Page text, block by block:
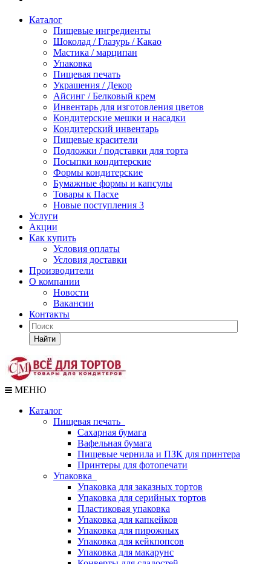
Каталог
Пищевые ингредиенты
Шоколад / Глазурь / Какао
Мастика / марципан
Упаковка
Пищевая печать
Украшения / Декор
Айсинг / Белковый крем
Инвентарь для изготовления цветов
Кондитерские мешки и насадки
Кондитерский инвентарь
Пищевые красители
Подложки / подставки для торта
Посыпки кондитерские
Формы кондитерские
Бумажные формы и капсулы
Товары к Пасхе
Новые поступления 3
Услуги
Акции
Как купить
Условия оплаты
Условия доставки
Производители
О компании
Новости
Вакансии
Контакты
Найти
МЕНЮ
Каталог
Пищевая печать
Сахарная бумага
Вафельная бумага
Пищевые чернила и ПЗК для принтера
Принтеры для фотопечати
Упаковка
Упаковка для заказных тортов
Упаковка для серийных тортов
Пластиковая упаковка
Упаковка для капкейков
Упаковка для пирожных
Упаковка для кейкпопсов
Упаковка для макарунс